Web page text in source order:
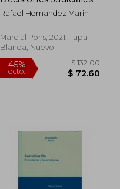
Rafael Hernandez Marin
Marcial Pons, 2021, Tapa
Blanda, Nuevo
45%